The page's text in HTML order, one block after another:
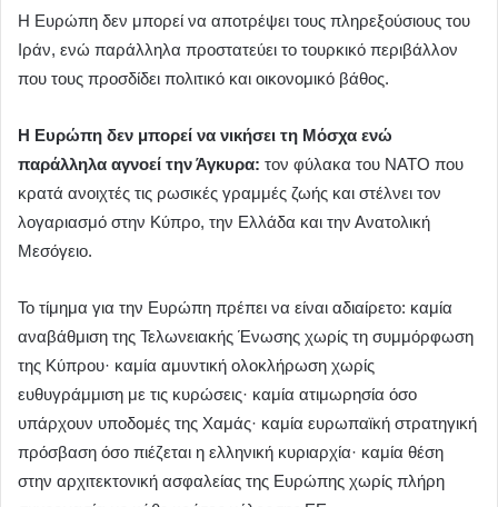
Η Ευρώπη δεν μπορεί να αποτρέψει τους πληρεξούσιους του
Ιράν, ενώ παράλληλα προστατεύει το τουρκικό περιβάλλον
που τους προσδίδει πολιτικό και οικονομικό βάθος.
Η Ευρώπη δεν μπορεί να νικήσει τη Μόσχα ενώ
παράλληλα αγνοεί την Άγκυρα: τον φύλακα του ΝΑΤΟ που
κρατά ανοιχτές τις ρωσικές γραμμές ζωής και στέλνει τον
λογαριασμό στην Κύπρο, την Ελλάδα και την Ανατολική
Μεσόγειο.
Το τίμημα για την Ευρώπη πρέπει να είναι αδιαίρετο: καμία
αναβάθμιση της Τελωνειακής Ένωσης χωρίς τη συμμόρφωση
της Κύπρου· καμία αμυντική ολοκλήρωση χωρίς
ευθυγράμμιση με τις κυρώσεις· καμία ατιμωρησία όσο
υπάρχουν υποδομές της Χαμάς· καμία ευρωπαϊκή στρατηγική
πρόσβαση όσο πιέζεται η ελληνική κυριαρχία· καμία θέση
στην αρχιτεκτονική ασφαλείας της Ευρώπης χωρίς πλήρη